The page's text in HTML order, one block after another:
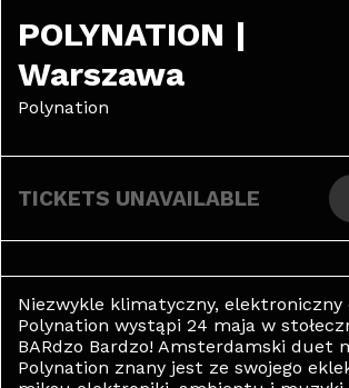
POLYNATION |
Warszawa
Polynation
TICKETS UNAVAILABLE
Niezwykle klimatyczny, elektroniczny
Polynation wystąpi 24 maja w
BARdzo Bardzo! Amsterdamski duet
Polynation znany jest ze swojego